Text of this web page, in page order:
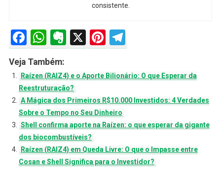
consistente.
Facebook
WhatsApp
Evernote
X Pinterest
Telegram
Veja Também:
Raízen (RAIZ4) e o Aporte Bilionário: O que Esperar da
Reestruturação?
A Mágica dos Primeiros R$10.000 Investidos: 4 Verdades
Sobre o Tempo no Seu Dinheiro
Shell confirma aporte na Raízen: o que esperar da gigante
dos biocombustíveis?
Raízen (RAIZ4) em Queda Livre: O que o Impasse entre
Cosan e Shell Significa para o Investidor?